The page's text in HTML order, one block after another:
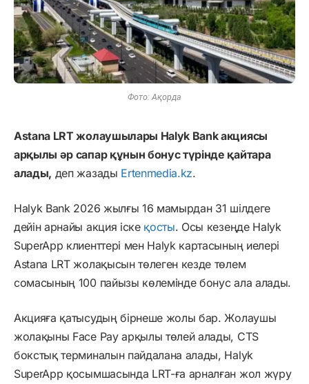
Фото: Ақорда
Astana LRT жолаушылары Halyk Bank акциясы
арқылы әр сапар құнын бонус түрінде қайтара
алады, деп жазады Ertenmedia.kz.
Halyk Bank 2026 жылғы 16 мамырдан 31 шілдеге
дейін арнайы акция іске қосты. Осы кезеңде Halyk
SuperApp клиенттері мен Halyk картасының иелері
Astana LRT жолақысын төлеген кезде төлем
сомасының 100 пайызы көлемінде бонус ала алады.
Акцияға қатысудың бірнеше жолы бар. Жолаушы
жолақыны Face Pay арқылы төлей алады, CTS
бокстық терминалын пайдалана алады, Halyk
SuperApp қосымшасында LRT-ға арналған жол жүру